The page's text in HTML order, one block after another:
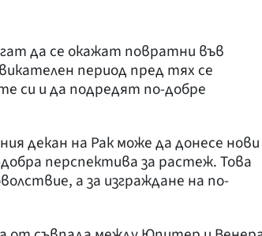
да се окажат повратни във
период пред тях се
си и да подредят по-добре
декан на Рак може да донесе нови
перспектива за растеж. Това
а за изграждане на по-